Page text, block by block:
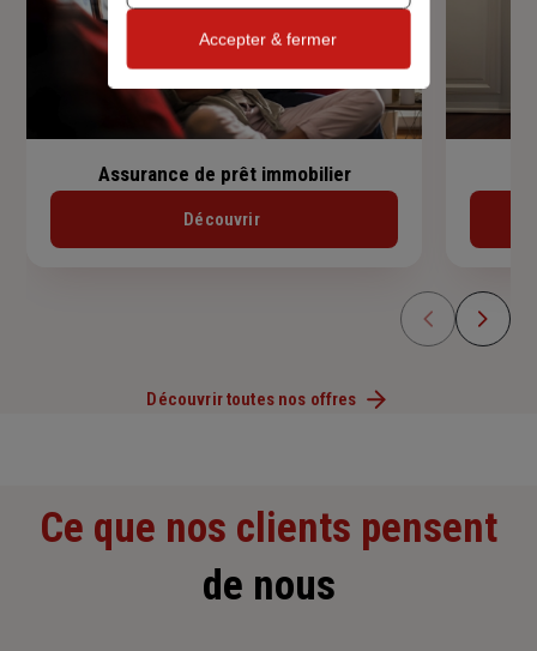
Assurance de prêt immobilier
Découvrir
Découvrir toutes nos offres
Ce que nos clients pensent
de nous
Accepter & fermer